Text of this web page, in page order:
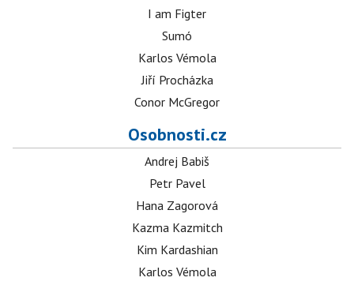
I am Figter
Sumó
Karlos Vémola
Jiří Procházka
Conor McGregor
Osobnosti.cz
Andrej Babiš
Petr Pavel
Hana Zagorová
Kazma Kazmitch
Kim Kardashian
Karlos Vémola